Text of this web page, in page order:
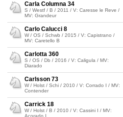
Carla Columna 34
S / Westf / B / 2011 / V: Caresse le Reve /
MV: Grandeur
Carlo Calucci 8
W / OS / Schwb / 2015 / V: Capistrano /
MV: Caretello B
Carlotta 360
S / OS / Db / 2016 / V: Caligula / MV:
Diarado
Carlsson 73
W / Holst / Schi / 2010 / V: Corrado I / MV:
Contender
Carrick 18
W / Holst / B / 2010 / V: Cassini I / MV:
Acorado I